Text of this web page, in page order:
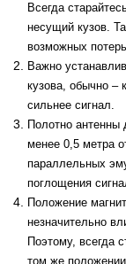
Всегда
несущий кузов.
возможных
Важно
кузова, обычно –
сильнее сигнал.
Полотно антенны
менее 0,5 метра
параллельных
поглощения
Положение
незначительно
Поэтому, всегда
том же